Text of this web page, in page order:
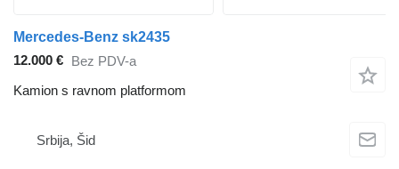
Mercedes-Benz sk2435
12.000 € Bez PDV-a
Kamion s ravnom platformom
Srbija, Šid